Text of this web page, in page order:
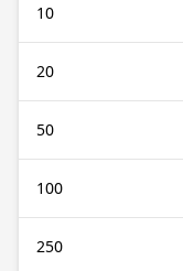
10
20
50
100
250